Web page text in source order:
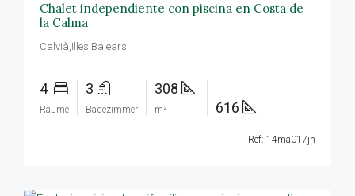
Chalet independiente con piscina en Costa de
la Calma
Calvià,Illes Balears
4
Räume
3
Badezimmer
308
m² 616
Ref: 14ma017jn